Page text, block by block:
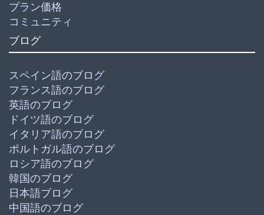
プラン価格
コミュニティ
ブログ
スペイン語のブログ
フランス語のブログ
英語のブログ
ドイツ語のブログ
イタリア語のブログ
ポルトガル語のブログ
ロシア語のブログ
韓国のブログ
日本語ブログ
中国語のブログ